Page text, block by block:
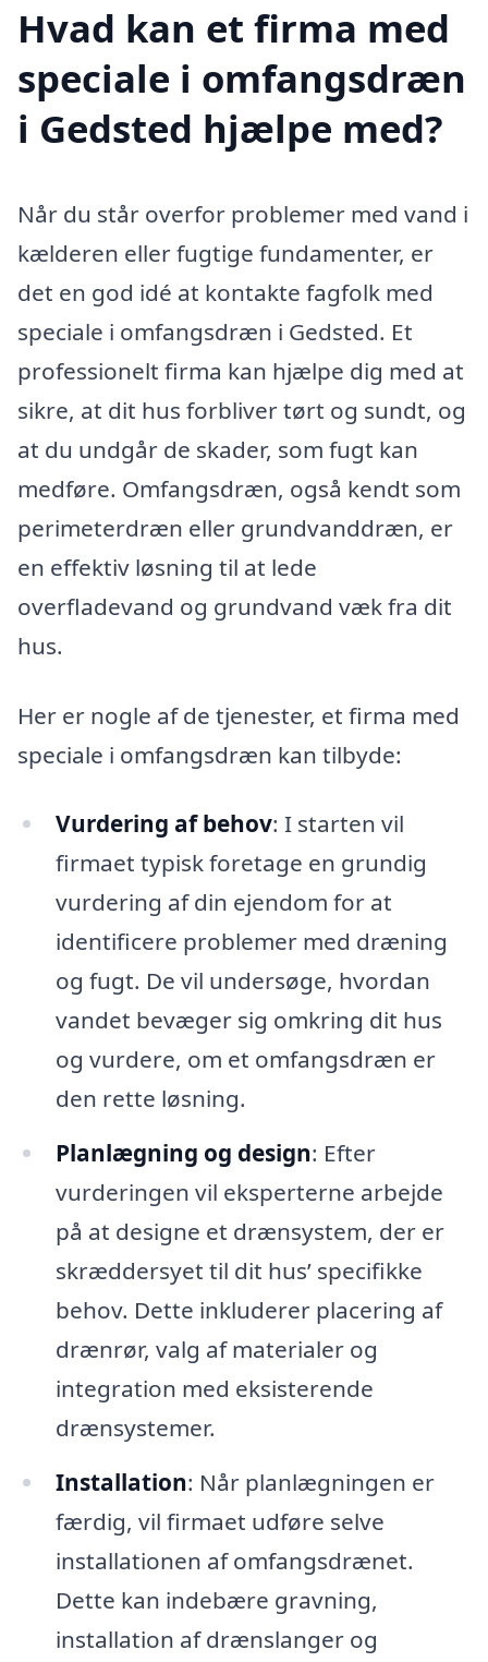
Hvad kan et firma med
speciale i omfangsdræn
i Gedsted hjælpe med?
Når du står overfor problemer med vand i
kælderen eller fugtige fundamenter, er
det en god idé at kontakte fagfolk med
speciale i omfangsdræn i Gedsted. Et
professionelt firma kan hjælpe dig med at
sikre, at dit hus forbliver tørt og sundt, og
at du undgår de skader, som fugt kan
medføre. Omfangsdræn, også kendt som
perimeterdræn eller grundvanddræn, er
en effektiv løsning til at lede
overfladevand og grundvand væk fra dit
hus.
Her er nogle af de tjenester, et firma med
speciale i omfangsdræn kan tilbyde:
Vurdering af behov: I starten vil
firmaet typisk foretage en grundig
vurdering af din ejendom for at
identificere problemer med dræning
og fugt. De vil undersøge, hvordan
vandet bevæger sig omkring dit hus
og vurdere, om et omfangsdræn er
den rette løsning.
Planlægning og design: Efter
vurderingen vil eksperterne arbejde
på at designe et drænsystem, der er
skræddersyet til dit hus’ specifikke
behov. Dette inkluderer placering af
drænrør, valg af materialer og
integration med eksisterende
drænsystemer.
Installation: Når planlægningen er
færdig, vil firmaet udføre selve
installationen af omfangsdrænet.
Dette kan indebære gravning,
installation af drænslanger og